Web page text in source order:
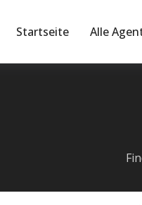
Startseite Alle